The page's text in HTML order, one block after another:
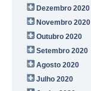
Dezembro 2020
Novembro 2020
Outubro 2020
Setembro 2020
Agosto 2020
Julho 2020